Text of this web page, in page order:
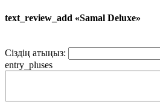
text_review_add «Samal Deluxe»
Сіздің атыңыз:
entry_pluses